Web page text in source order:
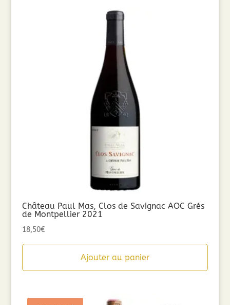
Château Paul Mas, Clos de Savignac AOC Grés
de Montpellier 2021
18,50€
Ajouter au panier